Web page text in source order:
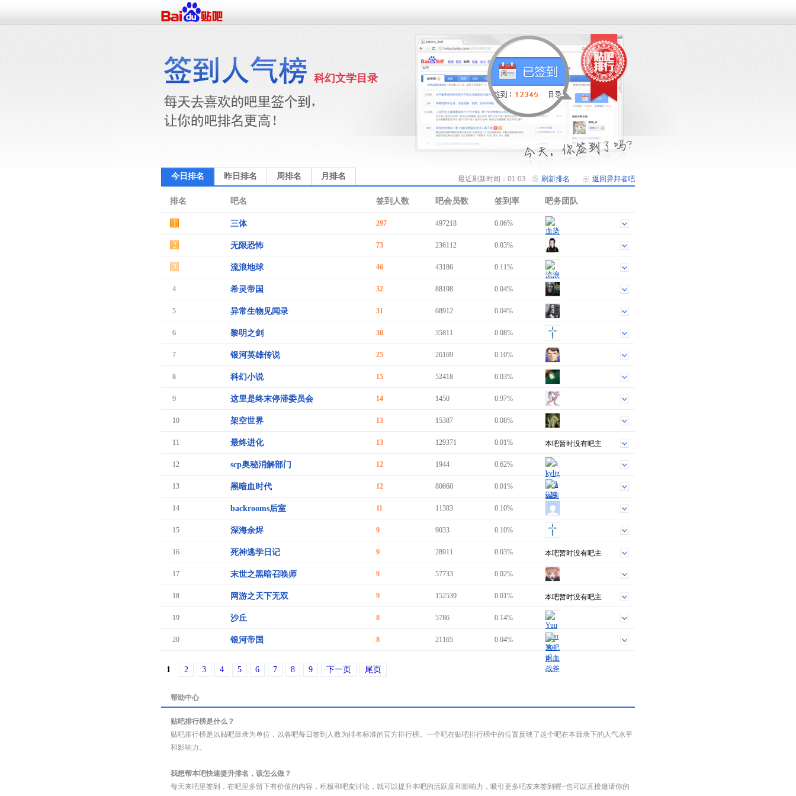
科幻文学目录
今日排名 昨日排名 周排名 月排名 返回异邦者吧
刷新排名
最近刷新时间：01:03
排名 吧名 签到人数 吧会员数 签到率 吧务团队
1 三体 297 497218 0.06%
2 无限恐怖 73 236112 0.03%
3 流浪地球 46 43186 0.11%
4 希灵帝国 32 88198 0.04%
5 异常生物见闻录 31 68912 0.04%
6 黎明之剑 30 35811 0.08%
7 银河英雄传说 25 26169 0.10%
8 科幻小说 15 52418 0.03%
9 这里是终末停滞委员会 14 1450 0.97%
10 架空世界 13 15387 0.08%
11 最终进化 13 129371 0.01% 本吧暂时没有吧主
12 scp奥秘消解部门 12 1944 0.62%
13 黑暗血时代 12 80660 0.01%
14 backrooms后室 11 11383 0.10%
15 深海余烬 9 9033 0.10%
16 死神逃学日记 9 28911 0.03% 本吧暂时没有吧主
17 末世之黑暗召唤师 9 57733 0.02%
18 网游之天下无双 9 152539 0.01% 本吧暂时没有吧主
19 沙丘 8 5786 0.14%
20 银河帝国 8 21165 0.04%
1 2 3 4 5 6 7 8 9 下一页 尾页
帮助中心
贴吧排行榜是什么？
贴吧排行榜是以贴吧目录为单位，以各吧每日签到人数为排名标准的官方排行榜。一个吧在贴吧排行榜中的位置反映了这个吧在本目录下的人气水平
和影响力。
我想帮本吧快速提升排名，该怎么做？
每天来吧里签到，在吧里多留下有价值的内容，积极和吧友讨论，就可以提升本吧的活跃度和影响力，吸引更多吧友来签到喔~也可以直接邀请你的